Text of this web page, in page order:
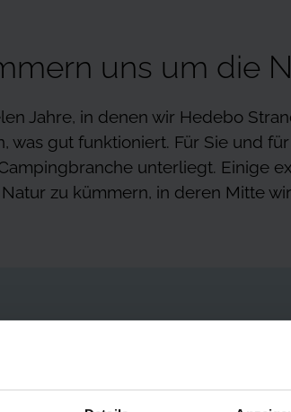
uns um die
Jahre, in denen wir Hedebo
was gut funktioniert. Für Sie und
unterliegt. Einige
zu kümmern, in deren Mitte
gemeinsam die geltenden Sicherheitsregeln
Achten Sie darauf, wo sich in Bezug